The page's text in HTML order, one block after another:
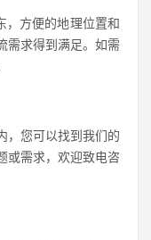
，方便的地理位置和
需求得到满足。如需
，您可以找到我们的
或需求，欢迎致电咨